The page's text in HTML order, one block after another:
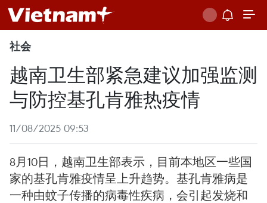
社会
越南卫生部紧急建议加强监测
与防控基孔肯雅热疫情
11/08/2025 09:53
8月10日，越南卫生部表示，目前本地区一些国
家的基孔肯雅疫情呈上升趋势。基孔肯雅病是
一种由蚊子传播的病毒性疾病，会引起发烧和